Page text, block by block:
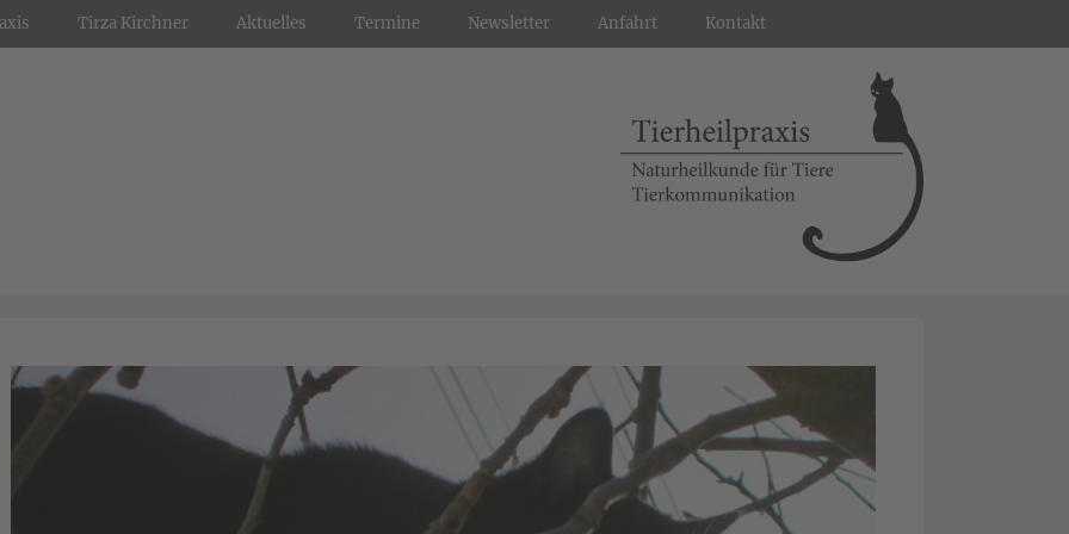
Tirza Kirchner Aktuelles Termine Newsletter Anfahrt Kontakt